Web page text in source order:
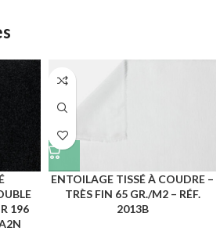
196
ENTOILAGE TISSÉ À COUDRE –
TRÈS FIN 65 GR./M2 – RÉF.
2013B